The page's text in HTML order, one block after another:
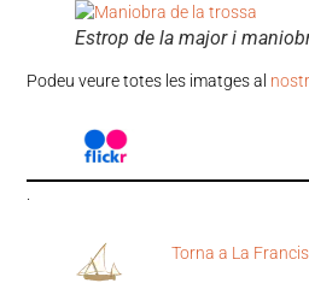
Estrop de la major i
Podeu veure totes les imatges al
.
Torna a La